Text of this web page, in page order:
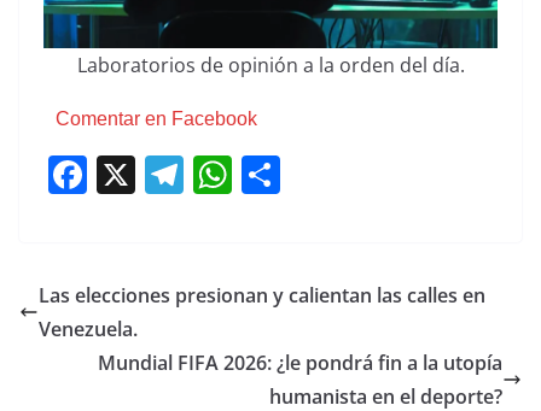
Laboratorios de opinión a la orden del día.
Comentar en Facebook
F
e
b
o
X T
gr
m
W
s
p
p
tir
Las elecciones presionan y calientan las calles en
Venezuela.
Mundial FIFA 2026: ¿le pondrá fin a la utopía
humanista en el deporte?